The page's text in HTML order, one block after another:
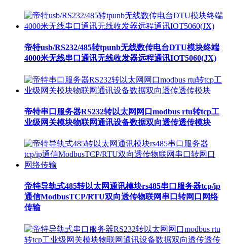
帝特usb/RS232/485转tpunb无线数传电台DTU模块终端
4000米无线串口通讯无线收发器远程通讯IOT5060(JX)
帝特串口服务器RS232转以太网网口modbus rtu转tcp工
业级网关模块物联网通讯设备数据双向透传透传模块
帝特导轨式485转以太网通讯模块rs485串口服务器tcp/ip
通信ModbusTCP/RTU双向透传物联网串口转网口网络
传输